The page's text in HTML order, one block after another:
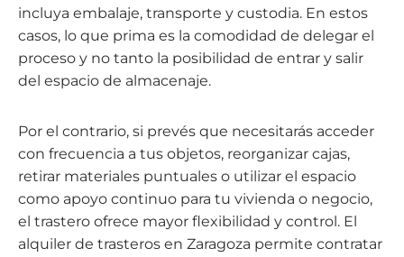
incluya embalaje, transporte y custodia. En estos
casos, lo que prima es la comodidad de delegar el
proceso y no tanto la posibilidad de entrar y salir
del espacio de almacenaje.
Por el contrario, si prevés que necesitarás acceder
con frecuencia a tus objetos, reorganizar cajas,
retirar materiales puntuales o utilizar el espacio
como apoyo continuo para tu vivienda o negocio,
el trastero ofrece mayor flexibilidad y control. El
alquiler de trasteros en Zaragoza permite contratar